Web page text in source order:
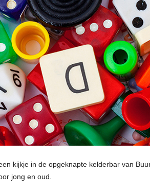
kijkje in de opgeknapte kelderbar van
jong en oud.